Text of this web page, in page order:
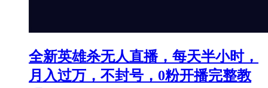
全新英雄杀无人直播，每天半小时，
月入过万，不封号，0粉开播完整教